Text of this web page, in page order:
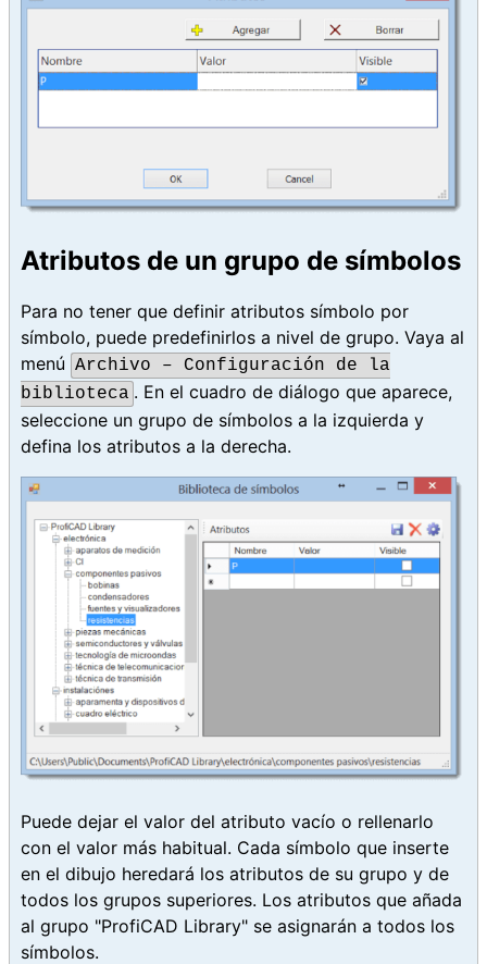
Atributos de un grupo de símbolos
Para no tener que definir atributos símbolo por
símbolo, puede predefinirlos a nivel de grupo. Vaya al
menú Archivo – Configuración de la
biblioteca . En el cuadro de diálogo que aparece,
seleccione un grupo de símbolos a la izquierda y
defina los atributos a la derecha.
Puede dejar el valor del atributo vacío o rellenarlo
con el valor más habitual. Cada símbolo que inserte
en el dibujo heredará los atributos de su grupo y de
todos los grupos superiores. Los atributos que añada
al grupo "ProfiCAD Library" se asignarán a todos los
símbolos.